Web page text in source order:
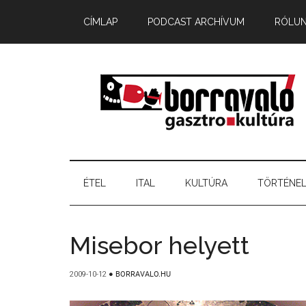
CÍMLAP PODCAST ARCHÍVUM
ÉTEL ITAL KULTÚRA
Misebor helyett
2009-10-12 ● BORRAVALO.HU